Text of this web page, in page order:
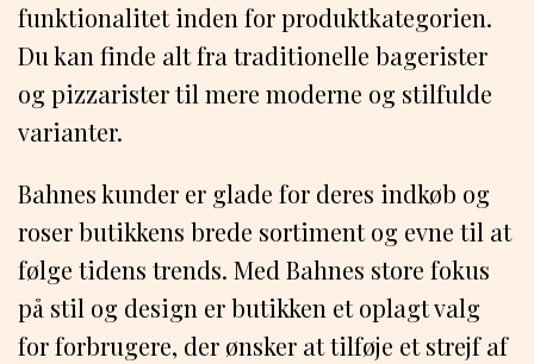
funktionalitet inden for produktkategorien.
Du kan finde alt fra traditionelle bagerister
og pizzarister til mere moderne og stilfulde
varianter.
Bahnes kunder er glade for deres indkøb og
roser butikkens brede sortiment og evne til at
følge tidens trends. Med Bahnes store fokus
på stil og design er butikken et oplagt valg
for forbrugere, der ønsker at tilføje et strejf af